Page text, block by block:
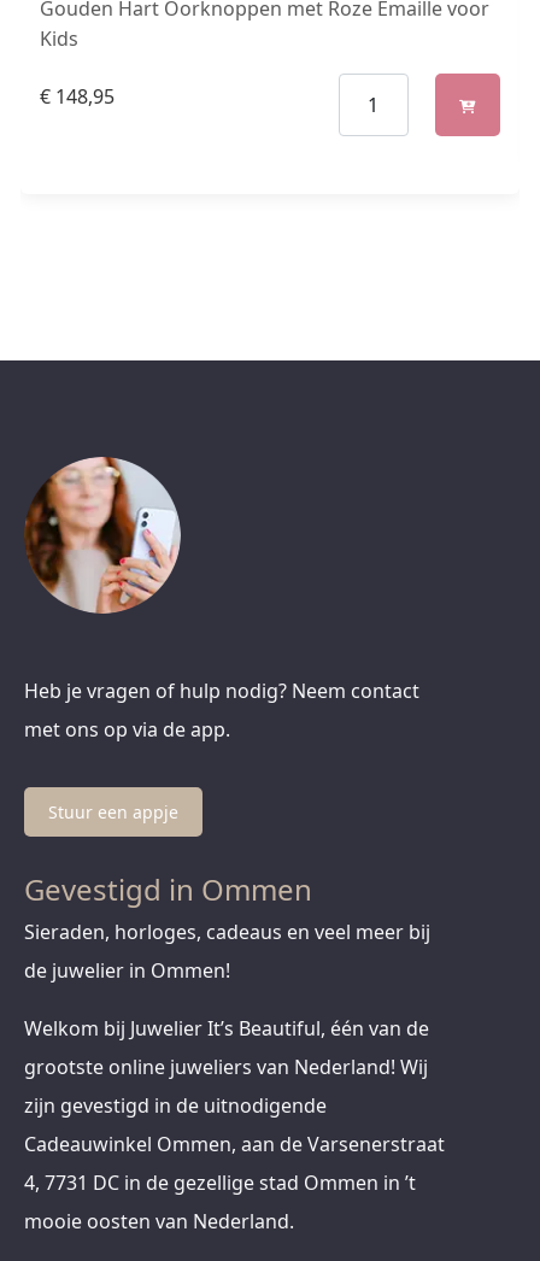
Gouden Hart Oorknoppen met Roze Emaille voor
Kids
€ 148,95
Heb je vragen of hulp nodig? Neem contact
met ons op via de app.
Stuur een appje
Gevestigd in Ommen
Sieraden, horloges, cadeaus en veel meer bij
de juwelier in Ommen!
Welkom bij Juwelier It’s Beautiful, één van de
grootste online juweliers van Nederland! Wij
zijn gevestigd in de uitnodigende
Cadeauwinkel Ommen, aan de Varsenerstraat
4, 7731 DC in de gezellige stad Ommen in ’t
mooie oosten van Nederland.